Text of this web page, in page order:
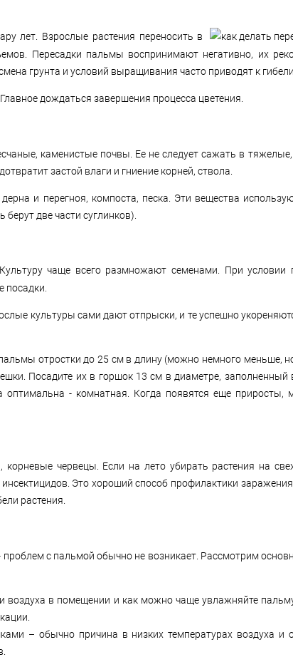
лет. Взрослые растения переносить в
Пересадки пальмы воспринимают негативно, их
грунта и условий выращивания часто приводят к гибели
дождаться завершения процесса цветения.
каменистые почвы. Ее не следует сажать в
застой влаги и гниение корней, ствола.
и перегноя, компоста, песка. Эти вещества
две части суглинков).
Культуру чаще всего размножают семенами. При условии
посадки.
культуры сами дают отпрыски, и те успешно
отростки до 25 см в длину (можно немного меньше,
Посадите их в горшок 13 см в диаметре, заполненный
оптимальна - комнатная. Когда появятся еще
червецы. Если на лето убирать растения на
Это хороший способ профилактики
растения.
с пальмой обычно не возникает. Рассмотрим
воздуха в помещении и как можно чаще увлажняйте
– обычно причина в низких температурах воздуха и